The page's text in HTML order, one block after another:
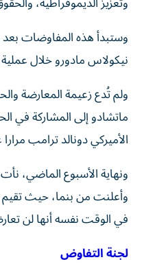
وستبدأ هذه المفاوضات
نيكولاس مادورو خلال
ولم تُدع زعيمة المعارضة
ماتشادو إلى المشاركة في
الأميركي دونالد ترامب
ونهاية الأسبوع الماضي،
وأعلنت من بنما، حيث تقيم
في الوقت نفسه أنها لن
لجنة التفاوض